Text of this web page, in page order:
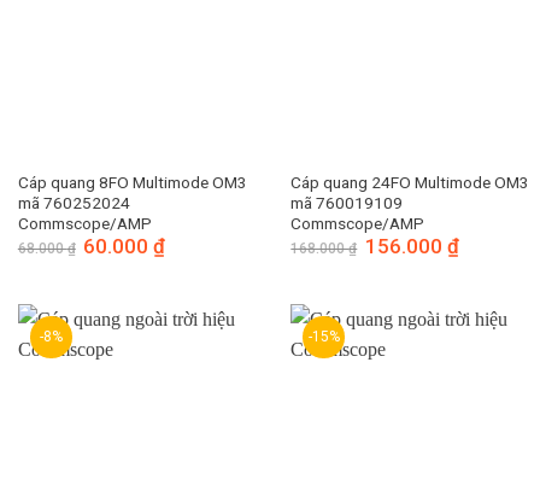
Cáp quang 8FO Multimode OM3
mã 760252024
Commscope/AMP
68.000₫ Giá
gốc
60.000₫
60.000 ₫.
Cáp quang 24FO Multimode OM3
mã 760019109
Commscope/AMP
168.000₫ Giá
gốc
156.000 ₫Giá
156.000 ₫.
-8% -15%